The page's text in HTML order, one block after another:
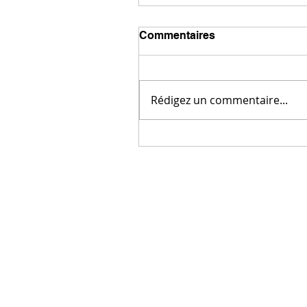
Commentaires
Rédigez un commentaire...